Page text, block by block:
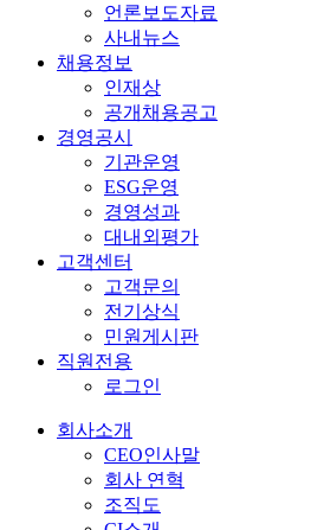
언론보도자료
사내뉴스
채용정보
인재상
공개채용공고
경영공시
기관운영
ESG운영
경영성과
대내외평가
고객센터
고객문의
전기상식
민원게시판
직원전용
로그인
회사소개
CEO인사말
회사 연혁
조직도